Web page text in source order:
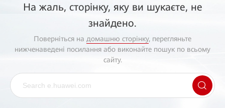
На жаль, сторінку, яку ви шукаєте, не
знайдено.
Поверніться на домашню сторінку, перегляньте
нижченаведені посилання або виконайте пошук по всьому
сайту.